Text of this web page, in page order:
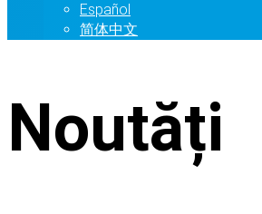
Español
简体中文
Noutăți